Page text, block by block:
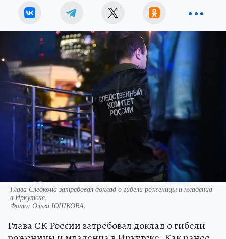
Глава Следкома затребовал доклад о гибели роженицы и младенца
в Иркутске.
Фото: Ольга ЮШКОВА.
Глава СК России затребовал доклад о гибели